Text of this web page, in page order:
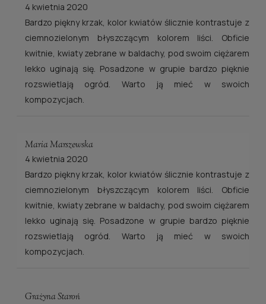
4 kwietnia 2020
Bardzo piękny krzak, kolor kwiatów ślicznie kontrastuje z
ciemnozielonym błyszczącym kolorem liści. Obficie
kwitnie, kwiaty zebrane w baldachy, pod swoim ciężarem
lekko uginają się. Posadzone w grupie bardzo pięknie
rozswietlają ogród. Warto ją mieć w swoich
kompozycjach.
Maria Marszewska
4 kwietnia 2020
Bardzo piękny krzak, kolor kwiatów ślicznie kontrastuje z
ciemnozielonym błyszczącym kolorem liści. Obficie
kwitnie, kwiaty zebrane w baldachy, pod swoim ciężarem
lekko uginają się. Posadzone w grupie bardzo pięknie
rozswietlają ogród. Warto ją mieć w swoich
kompozycjach.
Grażyna Staroń